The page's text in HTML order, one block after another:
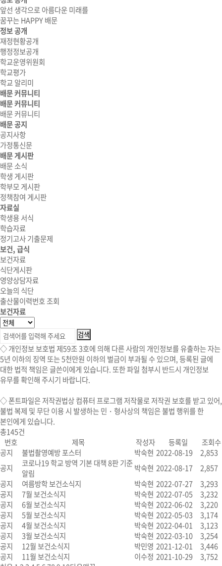
앞선 생각으로 아름다운 미래를
꿈꾸는 HAPPY 배문
정보 공개
재정현황공개
행정정보공개
학교운영위원회
학교평가
학교 알리미
배문 커뮤니티
배문 커뮤니티
배문 커뮤니티
배문 공지
공지사항
가정통신문
배문 게시판
배문 소식
학생 게시판
학부모 게시판
정책참여 게시판
자료실
학생용 서식
학습자료
정기고사 기출문제
보건, 급식
보건자료
식단게시판
영양상담자료
오늘의 식단
출산물이력번호 조회
보건자료
◇ 개인정보 보호법 제59조 3호에 의해 다른 사람의 개인정보를 유출하는 자는
5년 이하의 징역 또는 5천만원 이하의 벌금이 부과될 수 있으며, 등록된 글에
대한 법적 책임은 글쓴이에게 있습니다. 또한 파일 첨부시 반드시 개인정보
유무를 확인해 주시기 바랍니다.
◇폰트파일은 저작권법상 컴퓨터 프로그램 저작물로 저작권 보호를 받고 있어,
불법 복제 및 무단 이용 시 발생하는 민・형사상의 책임은 불법 행위를 한
본인에게 있습니다.
총145건
번호
제목 작성자 등록일
조회수
공지
불법촬영예방 포스터 박숙현 2022-08-19
2,853
공지
코로나19 학교 방역 기본 대책 8판 기준
알림
박숙현 2022-08-17
2,857
공지
여름방학 보건소식지 박숙현 2022-07-27
3,293
공지
7월 보건소식지 박숙현 2022-07-05
3,232
공지
6월 보건소식지 박숙현 2022-06-02
3,220
공지
5월 보건소식지 박숙현 2022-05-03
3,174
공지
4월 보건소식지 박숙현 2022-04-01
3,123
공지
3월 보건소식지 박숙현 2022-03-10
3,254
공지
12월 보건소식지 박민영 2021-12-01
3,446
공지
11월 보건소식지 이수정 2021-10-29
3,752